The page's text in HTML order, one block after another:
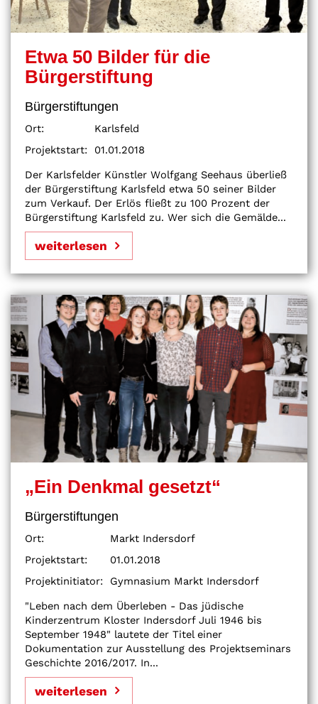
Etwa 50 Bilder für die
Bürgerstiftung
Bürgerstiftungen
Ort:
Karlsfeld
Projektstart:
01.01.2018
Der Karlsfelder Künstler Wolfgang Seehaus überließ
der Bürgerstiftung Karlsfeld etwa 50 seiner Bilder
zum Verkauf. Der Erlös fließt zu 100 Prozent der
Bürgerstiftung Karlsfeld zu. Wer sich die Gemälde...
weiterlesen
„Ein Denkmal gesetzt“
Bürgerstiftungen
Ort:
Markt Indersdorf
Projektstart:
01.01.2018
Projektinitiator:
Gymnasium Markt Indersdorf
"Leben nach dem Überleben - Das jüdische
Kinderzentrum Kloster Indersdorf Juli 1946 bis
September 1948" lautete der Titel einer
Dokumentation zur Ausstellung des Projektseminars
Geschichte 2016/2017. In...
weiterlesen